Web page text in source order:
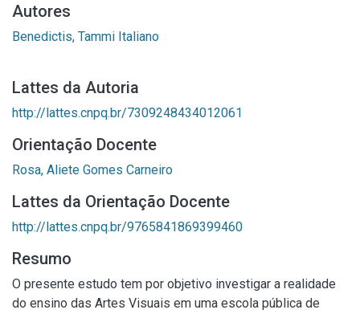
Autores
Benedictis, Tammi Italiano
Lattes da Autoria
http://lattes.cnpq.br/7309248434012061
Orientação Docente
Rosa, Aliete Gomes Carneiro
Lattes da Orientação Docente
http://lattes.cnpq.br/9765841869399460
Resumo
O presente estudo tem por objetivo investigar a realidade
do ensino das Artes Visuais em uma escola pública de